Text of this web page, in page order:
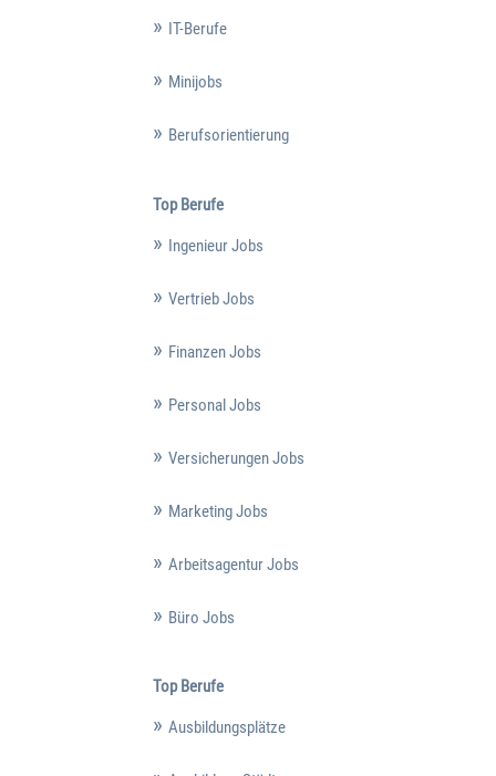
IT-Berufe
Minijobs
Berufsorientierung
Top Berufe
Ingenieur Jobs
Vertrieb Jobs
Finanzen Jobs
Personal Jobs
Versicherungen Jobs
Marketing Jobs
Arbeitsagentur Jobs
Büro Jobs
Top Berufe
Ausbildungsplätze